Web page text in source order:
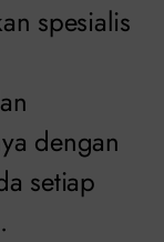
spesialis
dengan
setiap